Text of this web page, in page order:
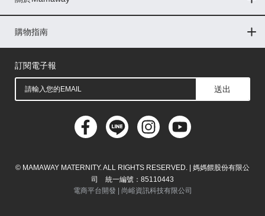
印尼
菲律賓
馬來西亞
門市據點
最新消息
品牌故事
人力招募
媒體花絮
隱私權聲明
CSR企業社會責任
購物指南
購物常見問題
退換貨問題
儲值金使用條款
購買儲值金
發票問題
會員權益
線上留言
吸乳器-免費體驗
訂閱電子報
送出
© MAMAWAY MATERNITY. ALL RIGHTS RESERVED. | 媽媽餵股份有限公
司 統一編號：85110443
電商平台開發 |
尚峪資訊科技有限公司